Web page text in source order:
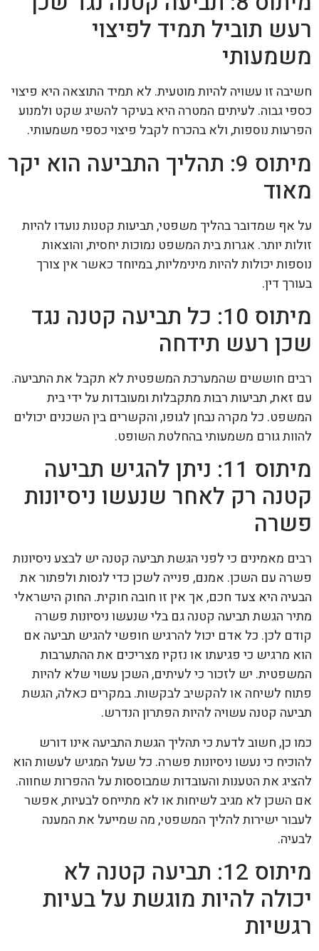
רעש תוביל תמיד לפיצוי
משמעותי
חשיבה זו עשויה להיות מוטעית. לא תמיד התוצאה היא פיצוי
כספי גבוה. לעיתים המטרה היא בעיקר להשיג שקט ולמנוע
הפרעות נוספות, ולא בהכרח לקבל פיצוי כספי משמעותי.
מיתוס 9: תהליך התביעה הוא יקר
מאוד
על אף שמדובר בהליך משפטי, תביעות קטנות נועדו להיות
זולות יותר. אגרות בית המשפט נמוכות יחסית, והוצאות
נוספות יכולות להיות מינימליות, במיוחד כאשר אין צורך
בעורך דין.
מיתוס 10: כל תביעה קטנה נגד
שכן רעש תידחה
רבים חוששים שהמערכת המשפטית לא תקבל את התביעה.
עם זאת, תביעות רבות מתקבלות ומעובדות על ידי בית
המשפט. כל מקרה נבחן לגופו, והקשרים בין השכנים יכולים
להוות גורם משמעותי בהחלטת השופט.
מיתוס 11: ניתן להגיש תביעה
קטנה רק לאחר שנעשו ניסיונות
פשרה
רבים מאמינים כי לפני הגשת תביעה קטנה יש לבצע ניסיונות
פשרה עם השכן. אמנם, פנייה לשכן כדי לנסות ולפתור את
הבעיה היא צעד חכם, אך אין זו חובה חוקית. החוק הישראלי
מתיר הגשת תביעה קטנה גם בלי שנעשו ניסיונות פשרה
קודם לכן. כל אדם יכול להרגיש חופשי להגיש תביעה אם
הוא מרגיש כי פגיעתו או נזקיו מצריכים את ההתערבות
המשפטית. יש לזכור כי לעיתים, השכן עשוי שלא להיות
פתוח לשיחה או להקשיב לבקשות. במקרים כאלה, הגשת
תביעה קטנה עשויה להיות הפתרון הנדרש.
כמו כן, חשוב לדעת כי תהליך הגשת התביעה אינו דורש
להוכיח כי נעשו ניסיונות פשרה. כל שעל המגיש לעשות הוא
להציג את הטענות והעובדות שמבוססות על ההפרות שחווה.
אם השכן לא מגיב לשיחות או לא מתייחס לבעיות, אפשר
לעבור ישירות להליך המשפטי, מה שמייעל את המענה
לבעיה.
מיתוס 12: תביעה קטנה לא
יכולה להיות מוגשת על בעיות
רגשיות